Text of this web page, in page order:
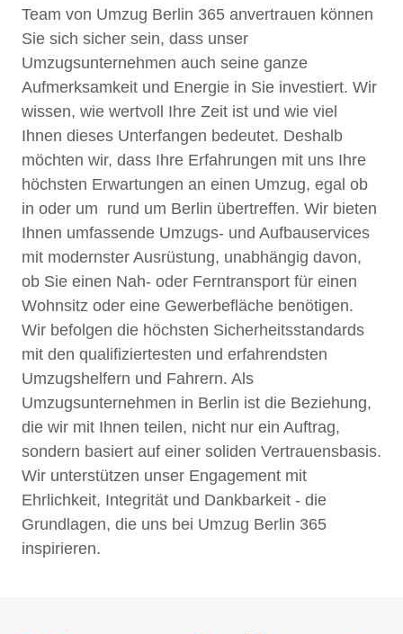
Team von Umzug Berlin 365 anvertrauen können
Sie sich sicher sein, dass unser
Umzugsunternehmen auch seine ganze
Aufmerksamkeit und Energie in Sie investiert. Wir
wissen, wie wertvoll Ihre Zeit ist und wie viel
Ihnen dieses Unterfangen bedeutet. Deshalb
möchten wir, dass Ihre Erfahrungen mit uns Ihre
höchsten Erwartungen an einen Umzug, egal ob
in oder um rund um Berlin übertreffen. Wir bieten
Ihnen umfassende Umzugs- und Aufbauservices
mit modernster Ausrüstung, unabhängig davon,
ob Sie einen Nah- oder Ferntransport für einen
Wohnsitz oder eine Gewerbefläche benötigen.
Wir befolgen die höchsten Sicherheitsstandards
mit den qualifiziertesten und erfahrendsten
Umzugshelfern und Fahrern. Als
Umzugsunternehmen in Berlin ist die Beziehung,
die wir mit Ihnen teilen, nicht nur ein Auftrag,
sondern basiert auf einer soliden Vertrauensbasis.
Wir unterstützen unser Engagement mit
Ehrlichkeit, Integrität und Dankbarkeit - die
Grundlagen, die uns bei Umzug Berlin 365
inspirieren.